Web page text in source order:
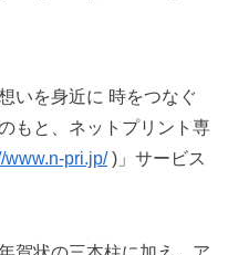
いを身近に 時をつなぐ
もと、ネットプリント専
www.n-pri.jp/)」サービス